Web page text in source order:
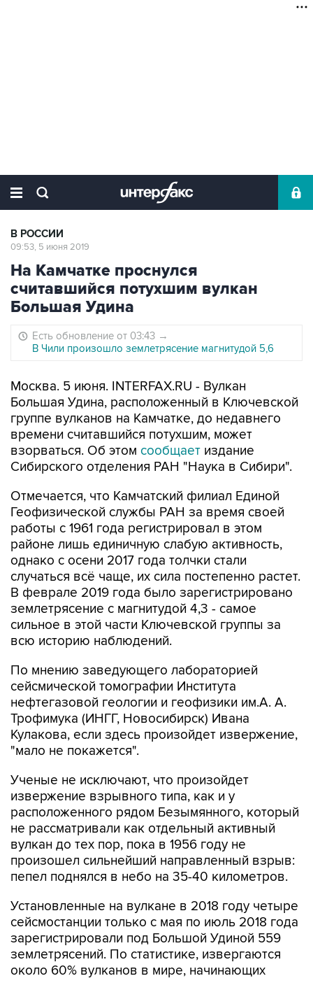
В РОССИИ
09:53, 5 июня 2019
На Камчатке проснулся
считавшийся потухшим вулкан
Большая Удина
Есть обновление от 03:43 →
В Чили произошло землетрясение магнитудой 5,6
Москва. 5 июня. INTERFAX.RU - Вулкан
Большая Удина, расположенный в Ключевской
группе вулканов на Камчатке, до недавнего
времени считавшийся потухшим, может
взорваться. Об этом сообщает издание
Сибирского отделения РАН "Наука в Сибири".
Отмечается, что Камчатский филиал Единой
Геофизической службы РАН за время своей
работы с 1961 года регистрировал в этом
районе лишь единичную слабую активность,
однако с осени 2017 года толчки стали
случаться всё чаще, их сила постепенно растет.
В феврале 2019 года было зарегистрировано
землетрясение с магнитудой 4,3 - самое
сильное в этой части Ключевской группы за
всю историю наблюдений.
По мнению заведующего лабораторией
сейсмической томографии Института
нефтегазовой геологии и геофизики им.А. А.
Трофимука (ИНГГ, Новосибирск) Ивана
Кулакова, если здесь произойдет извержение,
"мало не покажется".
Ученые не исключают, что произойдет
извержение взрывного типа, как и у
расположенного рядом Безымянного, который
не рассматривали как отдельный активный
вулкан до тех пор, пока в 1956 году не
произошел сильнейший направленный взрыв:
пепел поднялся в небо на 35-40 километров.
Установленные на вулкане в 2018 году четыре
сейсмостанции только с мая по июль 2018 года
зарегистрировали под Большой Удиной 559
землетрясений. По статистике, извергаются
около 60% вулканов в мире, начинающих